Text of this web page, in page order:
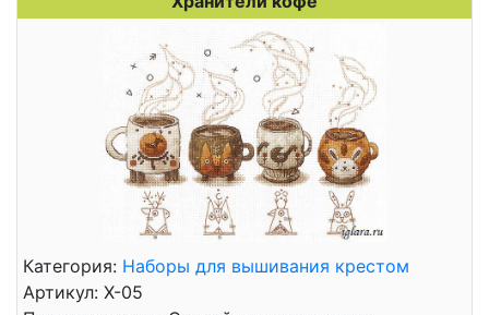
Категория: Наборы для вышивания крестом
Артикул: Х-05